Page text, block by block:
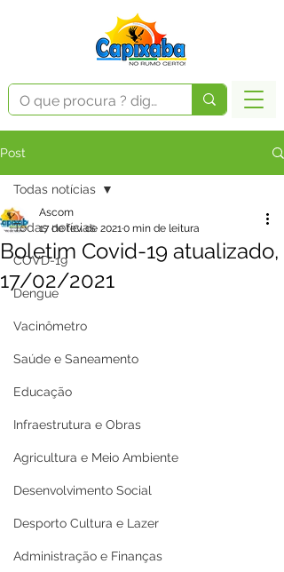
Post
Todas notícias
COVD-19
Dengue
Vacinômetro
Saúde e Saneamento
Educação
Infraestrutura e Obras
Agricultura e Meio Ambiente
Desenvolvimento Social
Desporto Cultura e Lazer
Administração e Finanças
Todas notícias
Boletim Covid-19 atualizado,
17/02/2021
Ascom
17 de fev. de 20210 min de leitura